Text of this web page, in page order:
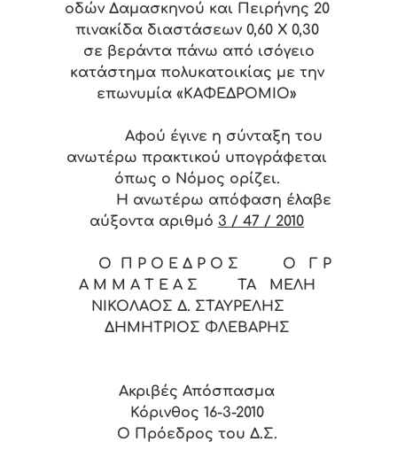
οδών Δαμασκηνού και Πειρήνης 20
πινακίδα διαστάσεων 0,60 Χ 0,30
σε βεράντα πάνω από ισόγειο
κατάστημα πολυκατοικίας με την
επωνυμία «ΚΑΦΕΔΡΟΜΙΟ»
Αφού έγινε η σύνταξη του
ανωτέρω πρακτικού υπογράφεται
όπως ο Νόμος ορίζει.
Η ανωτέρω απόφαση έλαβε
αύξοντα αριθμό 3 / 47 / 2010
Ο Π Ρ Ο Ε Δ Ρ Ο Σ Ο Γ Ρ
Α Μ Μ Α Τ Ε Α Σ ΤΑ ΜΕΛΗ
ΝΙΚΟΛΑΟΣ Δ. ΣΤΑΥΡΕΛΗΣ
ΔΗΜΗΤΡΙΟΣ ΦΛΕΒΑΡΗΣ
Ακριβές Απόσπασμα
Κόρινθος 16-3-2010
Ο Πρόεδρος του Δ.Σ.